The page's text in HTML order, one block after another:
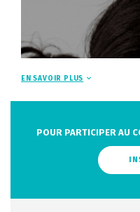
EN SAVOIR PLUS
POUR PARTICIPER AU